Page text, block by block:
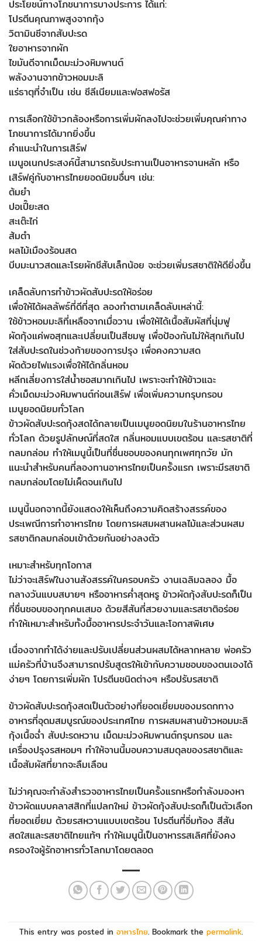
ประโยชน์ทางโภชนาการบางประการ ได้แก่:
โปรตีนคุณภาพสูงจากกุ้ง
วิตามินซีจากสับปะรด
ใยอาหารจากผัก
ไขมันดีจากเม็ดมะม่วงหิมพานต์
พลังงานจากข้าวหอมมะลิ
แร่ธาตุที่จำเป็น เช่น ซีลีเนียมและฟอสฟอรัส
การเลือกใช้ข้าวกล้องหรือการเพิ่มผักลงไปจะช่วยเพิ่มคุณค่าทาง
โภชนาการได้มากยิ่งขึ้น
คำแนะนำในการเสิร์ฟ
เมนูอเนกประสงค์นี้สามารถรับประทานเป็นอาหารจานหลัก หรือ
เสิร์ฟคู่กับอาหารไทยยอดนิยมอื่นๆ เช่น:
ต้มยำ
ปอเปี๊ยะสด
สะเต๊ะไก่
ส้มตำ
ผลไม้เมืองร้อนสด
บีบมะนาวสดและโรยผักชีสับเล็กน้อย จะช่วยเพิ่มรสชาติให้ดียิ่งขึ้น
เคล็ดลับการทำข้าวผัดสับปะรดให้อร่อย
เพื่อให้ได้ผลลัพธ์ที่ดีที่สุด ลองทำตามเคล็ดลับเหล่านี้:
ใช้ข้าวหอมมะลิที่เหลือจากเมื่อวาน เพื่อให้ได้เนื้อสัมผัสที่นุ่มฟู
ผัดกุ้งแค่พอสุกและเปลี่ยนเป็นสีชมพู เพื่อป้องกันไม่ให้สุกเกินไป
ใส่สับปะรดในช่วงท้ายของการปรุง เพื่อคงความสด
ผัดด้วยไฟแรงเพื่อให้ได้กลิ่นหอม
หลีกเลี่ยงการใส่น้ำซอสมากเกินไป เพราะจะทำให้ข้าวแฉะ
คั่วเม็ดมะม่วงหิมพานต์ก่อนเสิร์ฟ เพื่อเพิ่มความกรุบกรอบ
เมนูยอดนิยมทั่วโลก
ข้าวผัดสับปะรดกุ้งสดได้กลายเป็นเมนูยอดนิยมในร้านอาหารไทย
ทั่วโลก ด้วยรูปลักษณ์ที่สดใส กลิ่นหอมแบบเขตร้อน และรสชาติที่
กลมกล่อม ทำให้เมนูนี้เป็นที่ชื่นชอบของคนทุกเพศทุกวัย มัก
แนะนำสำหรับคนที่ลองทานอาหารไทยเป็นครั้งแรก เพราะมีรสชาติ
กลมกล่อมโดยไม่เผ็ดจนเกินไป
เมนูนี้นอกจากนี้ยังแสดงให้เห็นถึงความคิดสร้างสรรค์ของ
ประเพณีการทำอาหารไทย โดยการผสมผสานผลไม้และส่วนผสม
รสชาติกลมกล่อมเข้าด้วยกันอย่างลงตัว
เหมาะสำหรับทุกโอกาส
ไม่ว่าจะเสิร์ฟในงานสังสรรค์ในครอบครัว งานเฉลิมฉลอง มื้อ
กลางวันแบบสบายๆ หรืออาหารค่ำสุดหรู ข้าวผัดกุ้งสับปะรดก็เป็น
ที่ชื่นชอบของทุกคนเสมอ ด้วยสีสันที่สวยงามและรสชาติอร่อย
ทำให้เหมาะสำหรับทั้งมื้ออาหารประจำวันและโอกาสพิเศษ
เนื่องจากทำได้ง่ายและปรับเปลี่ยนส่วนผสมได้หลากหลาย พ่อครัว
แม่ครัวที่บ้านจึงสามารถปรับสูตรให้เข้ากับความชอบของตนเองได้
ง่ายๆ โดยการเพิ่มผัก โปรตีนชนิดต่างๆ หรือปรับรสชาติ
ข้าวผัดสับปะรดกุ้งสดเป็นตัวอย่างที่ยอดเยี่ยมของมรดกทาง
อาหารที่อุดมสมบูรณ์ของประเทศไทย การผสมผสานข้าวหอมมะลิ
กุ้งเนื้อฉ่ำ สับปะรดหวาน เม็ดมะม่วงหิมพานต์กรุบกรอบ และ
เครื่องปรุงรสหอมๆ ทำให้จานนี้มอบความสมดุลของรสชาติและ
เนื้อสัมผัสที่ยากจะลืมเลือน
ไม่ว่าคุณจะกำลังสำรวจอาหารไทยเป็นครั้งแรกหรือกำลังมองหา
ข้าวผัดแบบคลาสสิกที่แปลกใหม่ ข้าวผัดกุ้งสับปะรดก็เป็นตัวเลือก
ที่ยอดเยี่ยม ด้วยรสหวานแบบเขตร้อน โปรตีนที่อิ่มท้อง สีสัน
สดใสและรสชาติไทยแท้ๆ ทำให้เมนูนี้เป็นอาหารรสเลิศที่ยังคง
ครองใจผู้รักอาหารทั่วโลกมาโดยตลอด
This entry was posted in อาหารไทย. Bookmark the permalink.